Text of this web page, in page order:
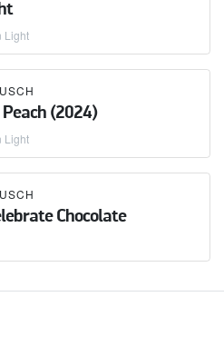
Light
(2024)
Light
Chocolate